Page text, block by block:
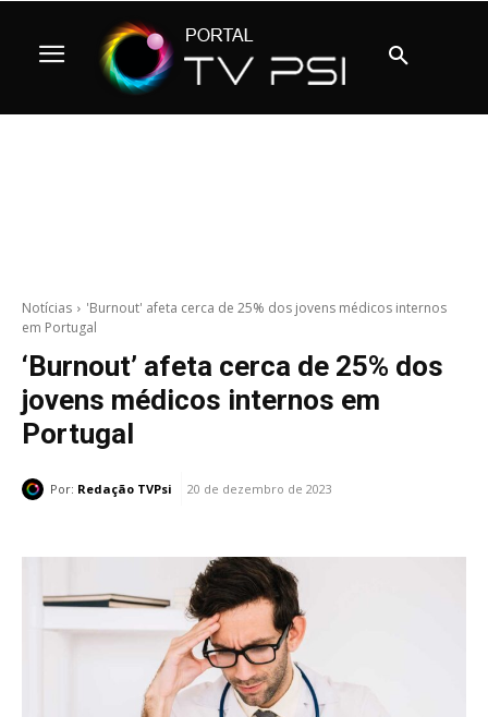
Notícias
'Burnout' afeta cerca de 25% dos jovens médicos internos
em Portugal
‘Burnout’ afeta cerca de 25% dos
jovens médicos internos em
Portugal
Por: Redação TVPsi 20 de dezembro de 2023